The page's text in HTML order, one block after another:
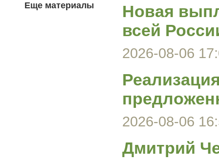
Еще материалы
Новая
всей
2026-08-06
2026-08-06
Дмитрий